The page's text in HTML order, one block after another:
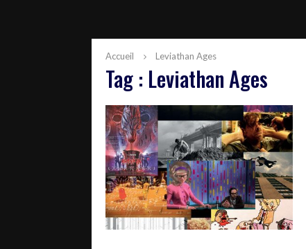
Accueil Leviathan Ages
Tag : Leviathan Ages